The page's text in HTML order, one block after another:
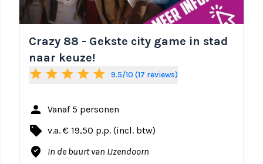
Crazy 88 - Gekste city game in stad
naar keuze!
star star star star star 9.5/10 (17 reviews)
person Vanaf 5 personen
local_offer v.a. € 19,50 p.p. (incl. btw)
where_to_vote In de buurt van IJzendoorn